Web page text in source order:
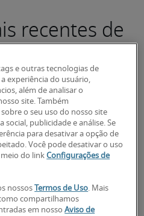
recentes de
Modelagem
Ri Tesouraria
Pleno Pm
Exterior Pleno
e outras tecnologias de
experiência do usuário,
além de analisar o
site. Também
o seu uso do nosso site
social, publicidade e análise. Se
para desativar a opção de
Você pode desativar o uso
meio do linkConfigurações de
nossos Termos de Uso. Mais
compartilhamos
em nossoAviso de